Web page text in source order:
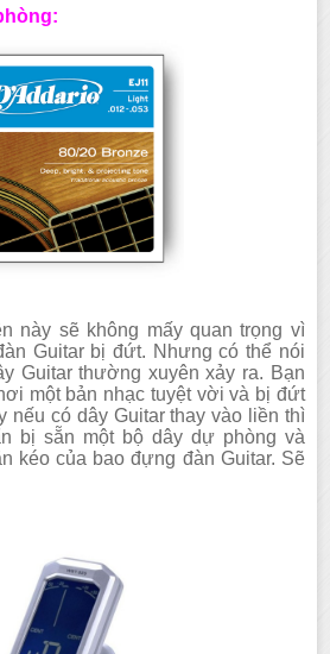
này sẽ không mấy quan trọng vì
Guitar bị đứt. Nhưng có thể nói
Guitar thường xuyên xảy ra. Bạn
một bản nhạc tuyệt vời và bị đứt
nếu có dây Guitar thay vào liền thì
bị sẵn một bộ dây dự phòng và
kéo của bao đựng đàn Guitar. Sẽ